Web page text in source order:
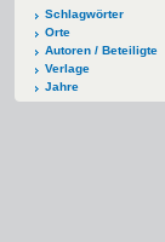
Schlagwörter
Orte
Autoren / Beteiligte
Verlage
Jahre